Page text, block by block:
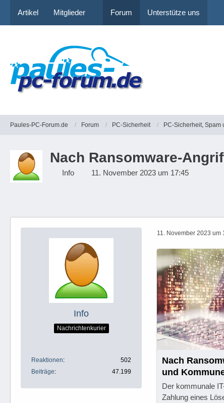
Artikel Mitglieder Forum Unterstütze uns
Paules-PC-Forum.de Forum PC-Sicherheit PC-Sicherheit, Spam
Nach Ransomware-
Info 11. November 2023 um 17:45
Info
Nachrichtenkurier
Reaktionen
502
Beiträge
47.199
11. November 2023 um
Nach
und
Der kommunale
Zahlung eines